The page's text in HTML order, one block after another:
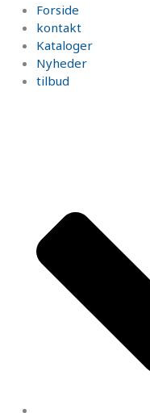
Forside
kontakt
Kataloger
Nyheder
tilbud